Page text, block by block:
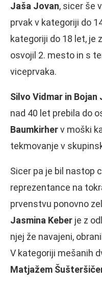
Jaša Jovan, sicer še
prvak v kategoriji do
kategoriji do 18 let, je
osvojil 2. mesto in s
viceprvaka.
Silvo Vidmar in Bojan
nad 40 let prebila do
Baumkirherv moški
tekmovanje v
Sicer pa je bil nastop
reprezentance na
prvenstvu ponovno
Jasmina Keber je z
njej že navajeni,
V kategoriji mešanih
Matjažem